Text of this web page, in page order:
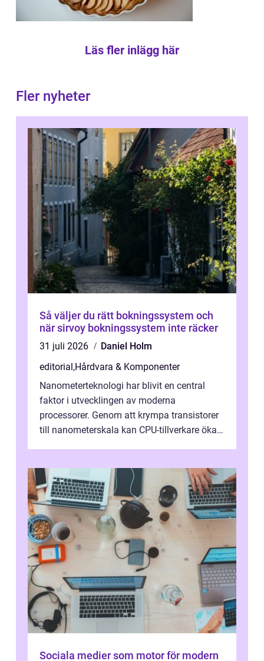
Läs fler inlägg här
Fler nyheter
Så väljer du rätt bokningssystem och
när sirvoy bokningssystem inte räcker
31 juli 2026
Daniel Holm
editorial,Hårdvara & Komponenter
Nanometerteknologi har blivit en central
faktor i utvecklingen av moderna
processorer. Genom att krympa transistorer
till nanometerskala kan CPU-tillverkare öka
Sociala medier som motor för modern